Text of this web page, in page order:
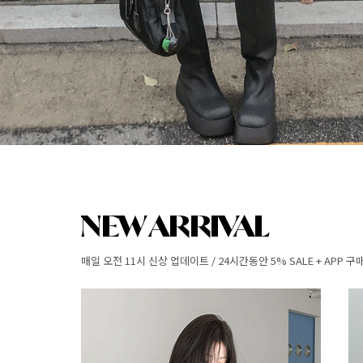
매일 오전 11시 신상 업데이트 / 24시간동안 5% SALE + APP 구